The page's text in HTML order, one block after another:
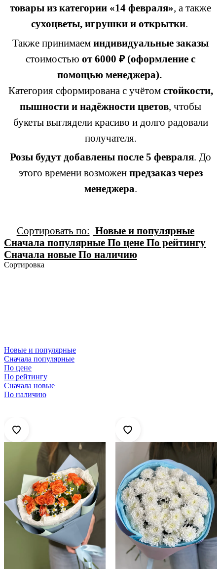
товары из категории «14 февраля», а также
сухоцветы, игрушки и открытки.
Также принимаем индивидуальные заказы
стоимостью от 6000 ₽ (оформление с
помощью менеджера).
Категория сформирована с учётом стойкости,
пышности и надёжности цветов , чтобы
букеты выглядели красиво и долго радовали
получателя.
Розы будут добавлены после 5 февраля. До
этого времени возможен предзаказ через
менеджера.
Сортировать по: Новые и популярные
Сначала популярные По цене По рейтингу
Сначала новые По наличию
Сортировка
Новые и популярные
Сначала популярные
По цене
По рейтингу
Сначала новые
По наличию